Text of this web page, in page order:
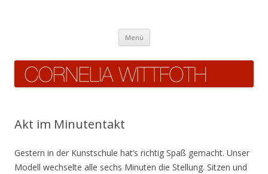
Menü Zum
springen
Akt im Minutentakt
Gestern in der Kunstschule hat’s richtig Spaß gemacht. Unser
Modell wechselte alle sechs Minuten die Stellung. Sitzen und